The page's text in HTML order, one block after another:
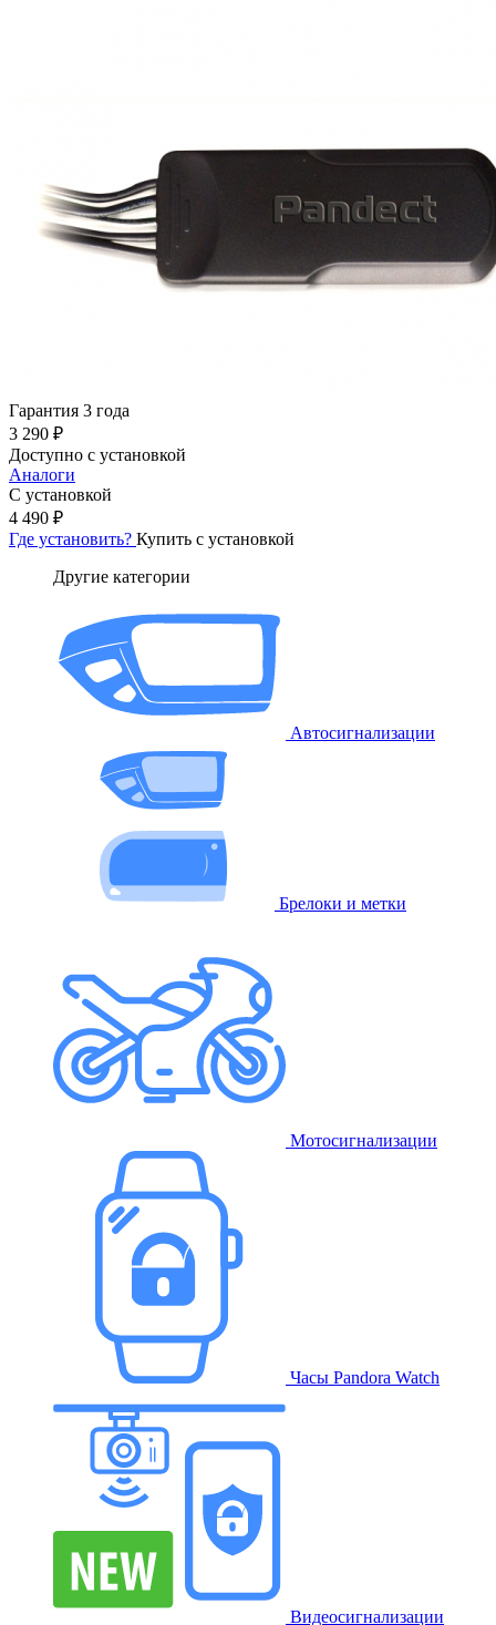
Гарантия 3 года
3 290 ₽
Доступно с установкой
Аналоги
С установкой
4 490 ₽
Где установить? Купить с установкой
Другие категории
Автосигнализации
Брелоки и метки
Мотосигнализации
Часы Pandora Watch
Видеосигнализации